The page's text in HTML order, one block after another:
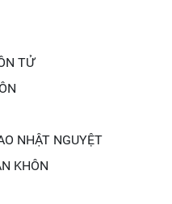
TỬ
NHẬT NGUYỆT
KHÔN